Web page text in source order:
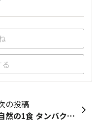
の投稿
自然の1食 タンパクオトメ